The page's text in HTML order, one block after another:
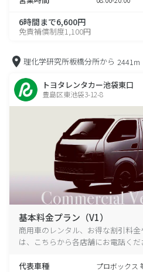
6時間まで6,600円
免責補償制度1,100円
理化学研究所板橋分所から 2441m
トヨタレンタカー池袋東口
豊島区東池袋3-12-8
基本料金プラン（V1）
商用車のレンタル、お得な割引料
は、こちらから各店舗にお電話くだ
代表車種 プロボックス